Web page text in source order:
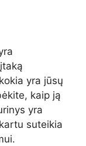
yra jūsų
kaip ją
yra
suteikia